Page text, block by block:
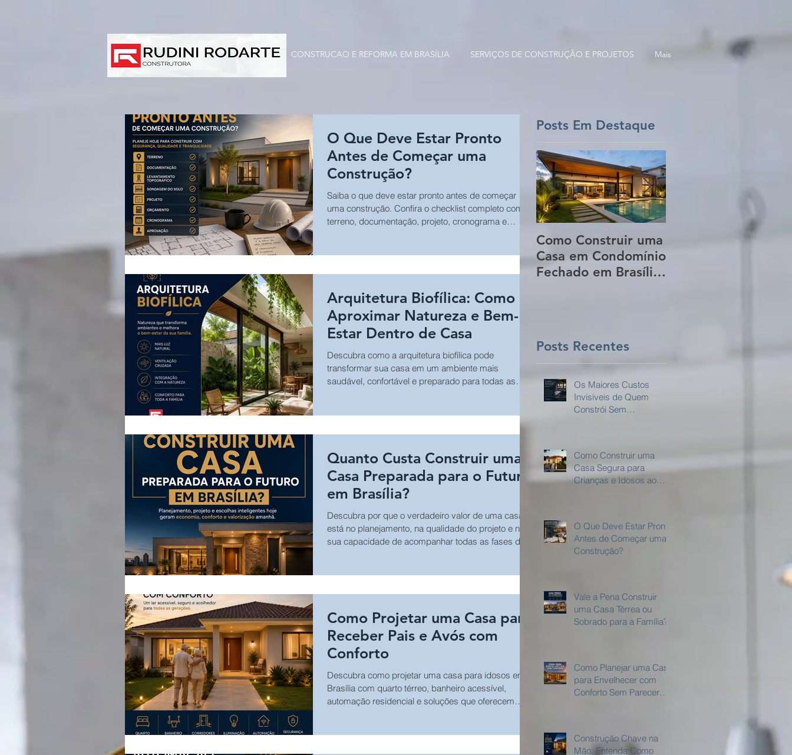
CONSTRUCAO E REFORMA EM BRASÍLIA SERVIÇOS DE CONSTRUÇÃO E PROJETOS Mais
O Que Deve Estar Pronto
Antes de Começar uma
Construção?
Saiba o que deve estar pronto antes de começar
uma construção. Confira o checklist completo com
terreno, documentação, projeto, cronograma e
Arquitetura Biofílica: Como
Aproximar Natureza e Bem-
Estar Dentro de Casa
Descubra como a arquitetura biofílica pode
transformar sua casa em um ambiente mais
saudável, confortável e preparado para todas as
cenário, a arquitetura biofílica vem ganhando
arquitetônico, criando ambientes mais agradáveis,
funcionais e saudáveis. Em Brasília e no Distrito
Quanto Custa Construir uma
Casa Preparada para o Futuro
em Brasília?
Descubra por que o verdadeiro valor de uma casa
está no planejamento, na qualidade do projeto e na
sua capacidade de acompanhar todas as fases da
Como Projetar uma Casa para
Receber Pais e Avós com
Conforto
Descubra como projetar uma casa para idosos em
Brasília com quarto térreo, banheiro acessível,
automação residencial e soluções que oferecem
Posts Em Destaque
Como Construir uma
Casa em Condomínio
Fechado em Brasília:
5 Erros Que Podem
Posts Recentes
Os Maiores Custos
Invisíveis de Quem
Constrói Sem
Como Construir uma
Casa Segura para
Crianças e Idosos ao
O Que Deve Estar Pronto
Antes de Começar uma
Construção?
Vale a Pena Construir
uma Casa Térrea ou
Sobrado para a Família?
Como Planejar uma Casa
para Envelhecer com
Conforto Sem Parecer
Construção Chave na
Mão: Entenda Como